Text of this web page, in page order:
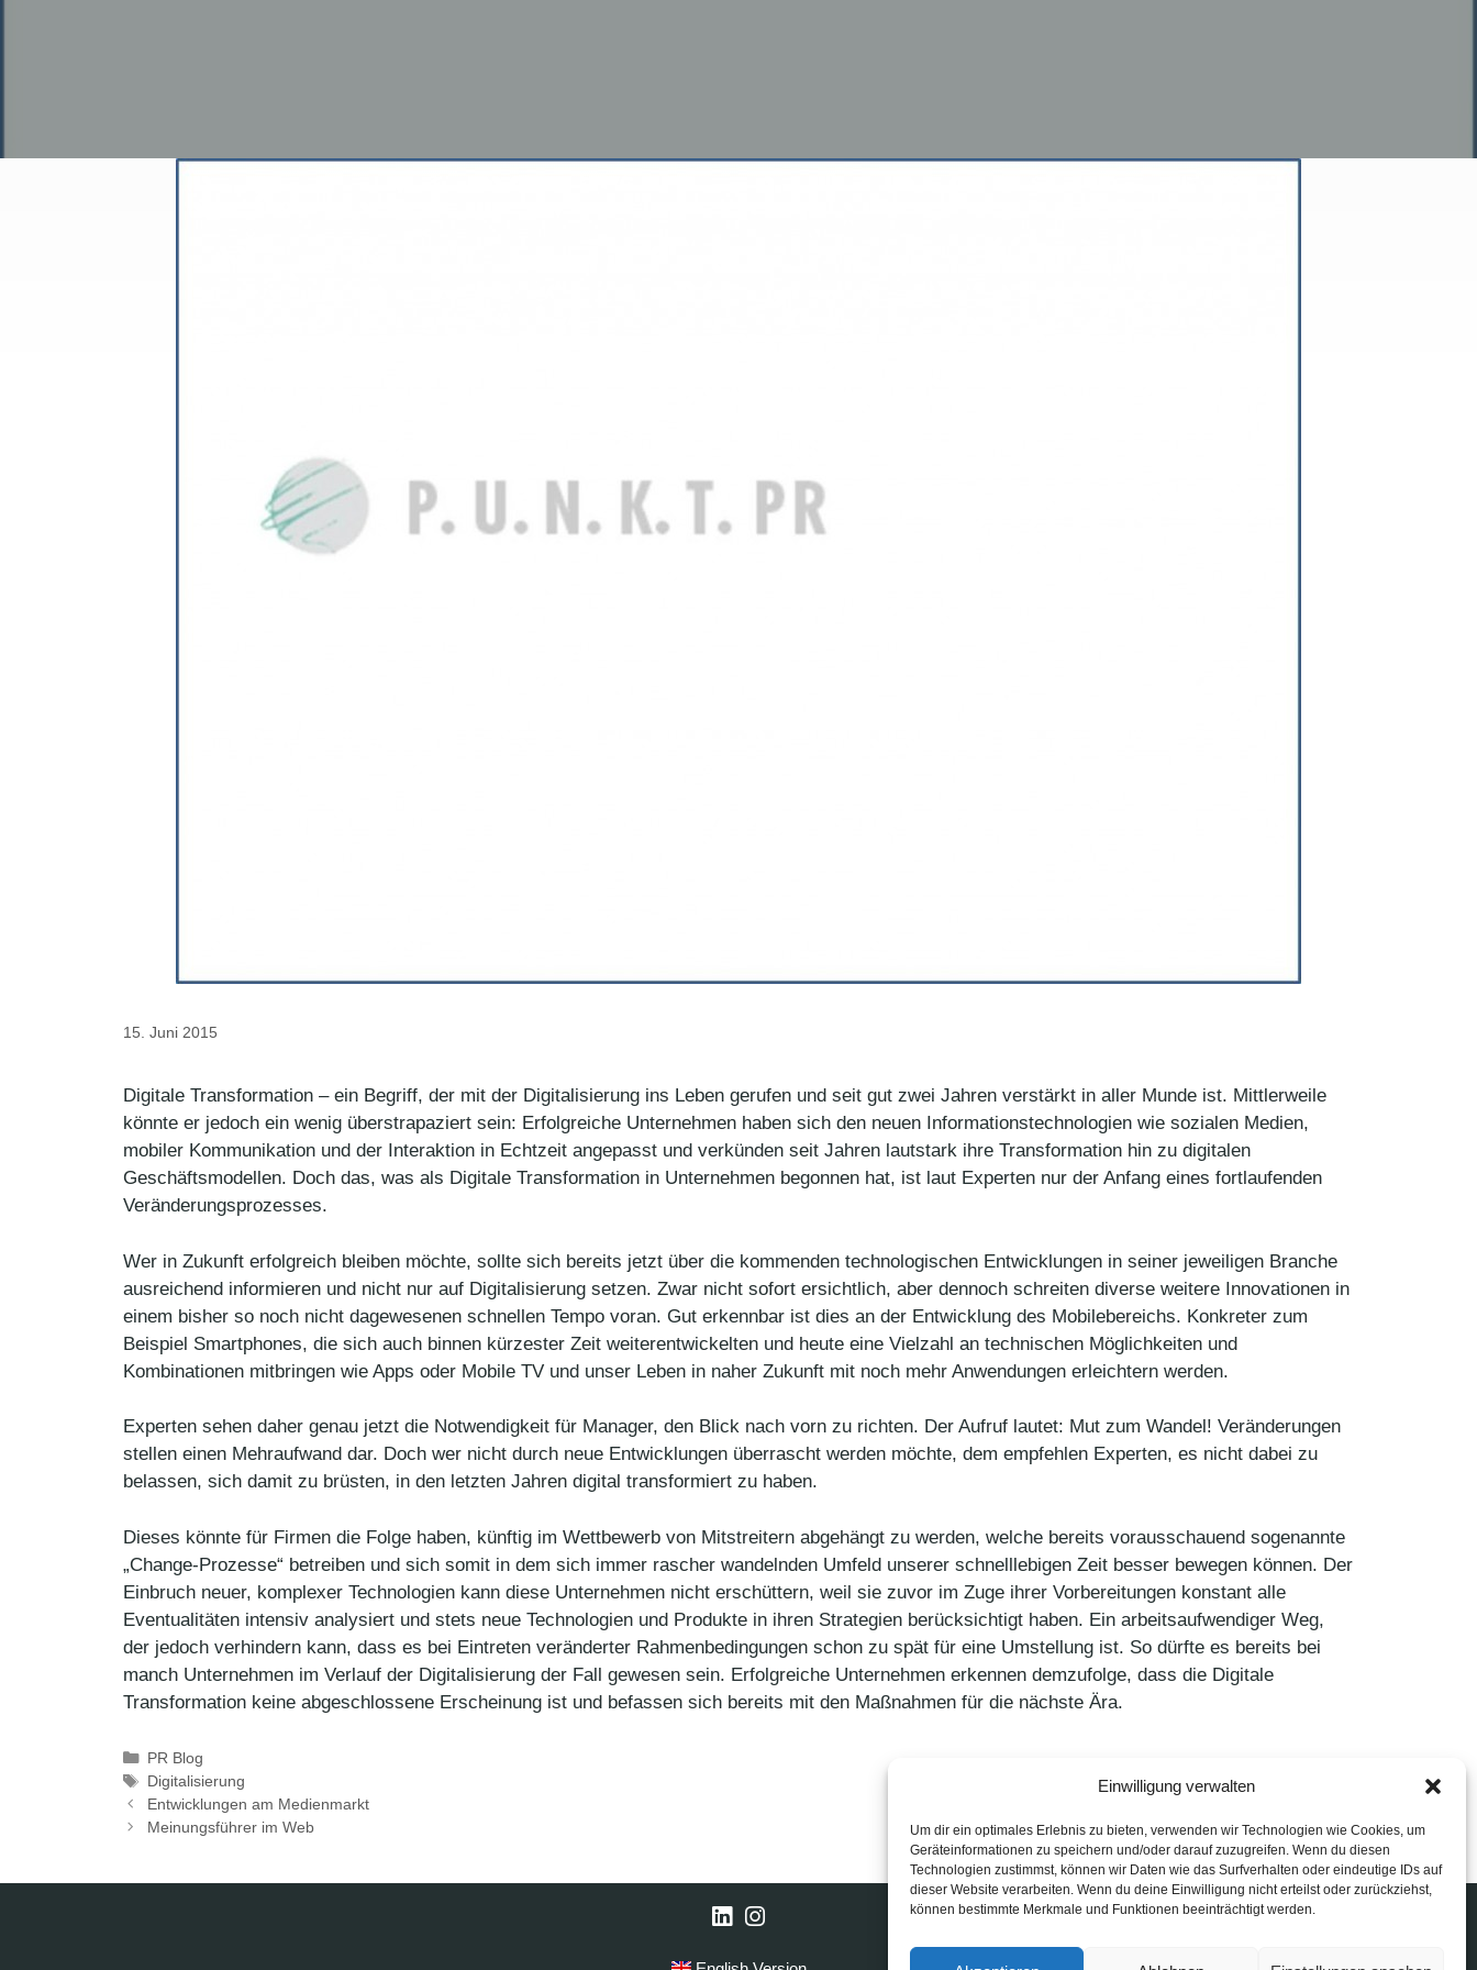
Einwilligung verwalten
Um dir ein optimales Erlebnis zu bieten, verwenden wir Technologien wie Cookies, um
Geräteinformationen zu speichern und/oder darauf zuzugreifen. Wenn du diesen
Technologien zustimmst, können wir Daten wie das Surfverhalten oder eindeutige IDs auf
dieser Website verarbeiten. Wenn du deine Einwilligung nicht erteilst oder zurückziehst,
können bestimmte Merkmale und Funktionen beeinträchtigt werden.
15. Juni 2015
Digitale Transformation – ein Begriff, der mit der Digitalisierung ins Leben gerufen und seit gut zwei Jahren verstärkt in aller Munde ist. Mittlerweile
könnte er jedoch ein wenig überstrapaziert sein: Erfolgreiche Unternehmen haben sich den neuen Informationstechnologien wie sozialen Medien,
mobiler Kommunikation und der Interaktion in Echtzeit angepasst und verkünden seit Jahren lautstark ihre Transformation hin zu digitalen
Geschäftsmodellen. Doch das, was als Digitale Transformation in Unternehmen begonnen hat, ist laut Experten nur der Anfang eines fortlaufenden
Veränderungsprozesses.
Wer in Zukunft erfolgreich bleiben möchte, sollte sich bereits jetzt über die kommenden technologischen Entwicklungen in seiner jeweiligen Branche
ausreichend informieren und nicht nur auf Digitalisierung setzen. Zwar nicht sofort ersichtlich, aber dennoch schreiten diverse weitere Innovationen in
einem bisher so noch nicht dagewesenen schnellen Tempo voran. Gut erkennbar ist dies an der Entwicklung des Mobilebereichs. Konkreter zum
Beispiel Smartphones, die sich auch binnen kürzester Zeit weiterentwickelten und heute eine Vielzahl an technischen Möglichkeiten und
Kombinationen mitbringen wie Apps oder Mobile TV und unser Leben in naher Zukunft mit noch mehr Anwendungen erleichtern werden.
Experten sehen daher genau jetzt die Notwendigkeit für Manager, den Blick nach vorn zu richten. Der Aufruf lautet: Mut zum Wandel! Veränderungen
stellen einen Mehraufwand dar. Doch wer nicht durch neue Entwicklungen überrascht werden möchte, dem empfehlen Experten, es nicht dabei zu
belassen, sich damit zu brüsten, in den letzten Jahren digital transformiert zu haben.
Dieses könnte für Firmen die Folge haben, künftig im Wettbewerb von Mitstreitern abgehängt zu werden, welche bereits vorausschauend sogenannte
„Change-Prozesse“ betreiben und sich somit in dem sich immer rascher wandelnden Umfeld unserer schnelllebigen Zeit besser bewegen können. Der
Einbruch neuer, komplexer Technologien kann diese Unternehmen nicht erschüttern, weil sie zuvor im Zuge ihrer Vorbereitungen konstant alle
Eventualitäten intensiv analysiert und stets neue Technologien und Produkte in ihren Strategien berücksichtigt haben. Ein arbeitsaufwendiger Weg,
der jedoch verhindern kann, dass es bei Eintreten veränderter Rahmenbedingungen schon zu spät für eine Umstellung ist. So dürfte es bereits bei
manch Unternehmen im Verlauf der Digitalisierung der Fall gewesen sein. Erfolgreiche Unternehmen erkennen demzufolge, dass die Digitale
Transformation keine abgeschlossene Erscheinung ist und befassen sich bereits mit den Maßnahmen für die nächste Ära.
Kategorien
PR Blog
Schlagwörter
Digitalisierung
Entwicklungen am Medienmarkt
Meinungsführer im Web
LinkedInInstagram